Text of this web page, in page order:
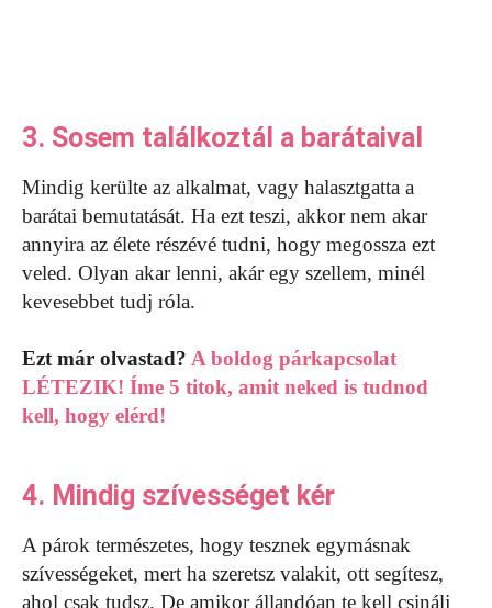
3. Sosem találkoztál a barátaival
Mindig kerülte az alkalmat, vagy halasztgatta a
barátai bemutatását. Ha ezt teszi, akkor nem akar
annyira az élete részévé tudni, hogy megossza ezt
veled. Olyan akar lenni, akár egy szellem, minél
kevesebbet tudj róla.
Ezt már olvastad? A boldog párkapcsolat
LÉTEZIK! Íme 5 titok, amit neked is tudnod
kell, hogy elérd!
4. Mindig szívességet kér
A párok természetes, hogy tesznek egymásnak
szívességeket, mert ha szeretsz valakit, ott segítesz,
ahol csak tudsz. De amikor állandóan te kell csinálj